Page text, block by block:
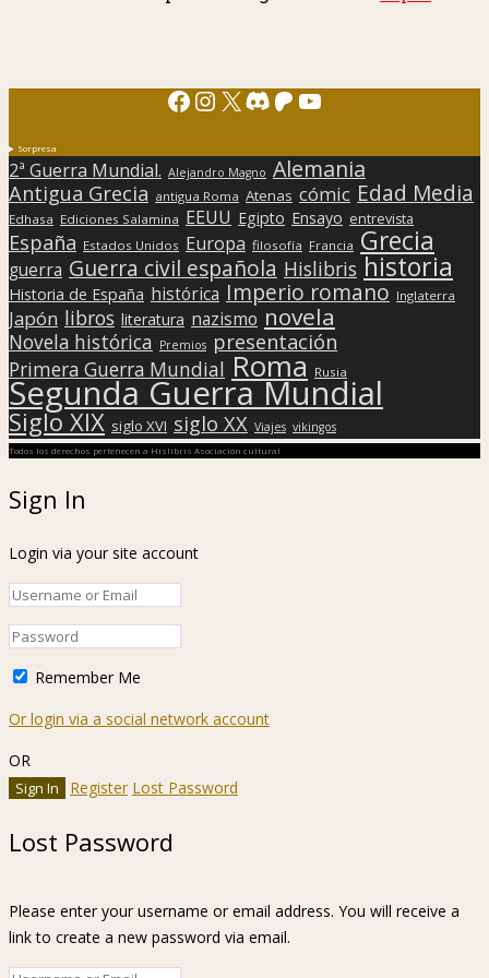
Facebook
Instagram
X Discord
Patreon
YouTube
Sorpresa
2ª Guerra Mundial. Alejandro Magno Alemania
Antigua Grecia antigua Roma Atenas cómic Edad Media
Edhasa Ediciones Salamina EEUU Egipto Ensayo entrevista
España Estados Unidos Europa filosofía Francia Grecia
guerra Guerra civil española Hislibris historia
Historia de España histórica Imperio romano Inglaterra
Japón libros literatura nazismo novela
Novela histórica Premios presentación
Primera Guerra Mundial Roma Rusia
Segunda Guerra Mundial
Siglo XIX siglo XVI siglo XX Viajes vikingos
Todos los derechos pertenecen a Hislibris Asociación cultural
Sign In
Login via your site account
Remember Me
Or login via a social network account
OR
Register Lost Password
Lost Password
Please enter your username or email address. You will receive a
link to create a new password via email.